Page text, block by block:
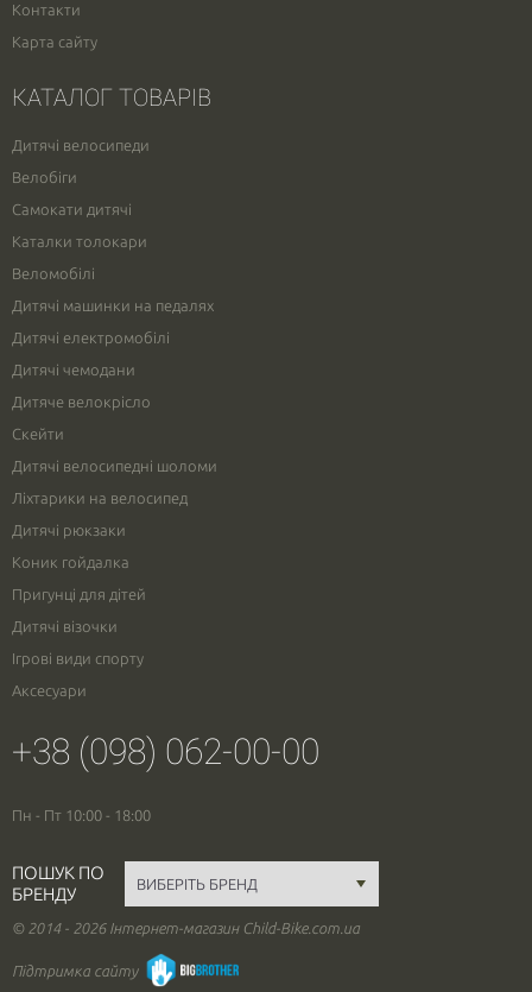
Контакти
Карта сайту
КАТАЛОГ ТОВАРІВ
Дитячі велосипеди
Велобіги
Самокати дитячі
Каталки толокари
Веломобілі
Дитячі машинки на педалях
Дитячі електромобілі
Дитячі чемодани
Дитяче велокрісло
Скейти
Дитячі велосипедні шоломи
Ліхтарики на велосипед
Дитячі рюкзаки
Коник гойдалка
Пригунці для дітей
Дитячі візочки
Ігрові види спорту
Аксесуари
+38 (098) 062-00-00
Пн - Пт 10:00 - 18:00
ПОШУК ПО
БРЕНДУ
© 2014 - 2026 Інтернет-магазин Child-Bike.com.ua
Підтримка сайту